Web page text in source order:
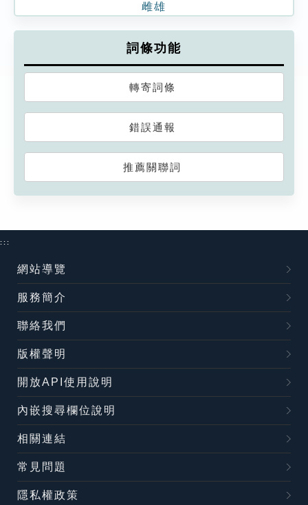
雌雄
詞條功能
轉寄詞條
錯誤通報
推薦關聯詞
:::
網站導覽
服務簡介
聯絡我們
版權聲明
開放API使用說明
內嵌搜尋欄位說明
相關連結
常見問題
隱私權政策